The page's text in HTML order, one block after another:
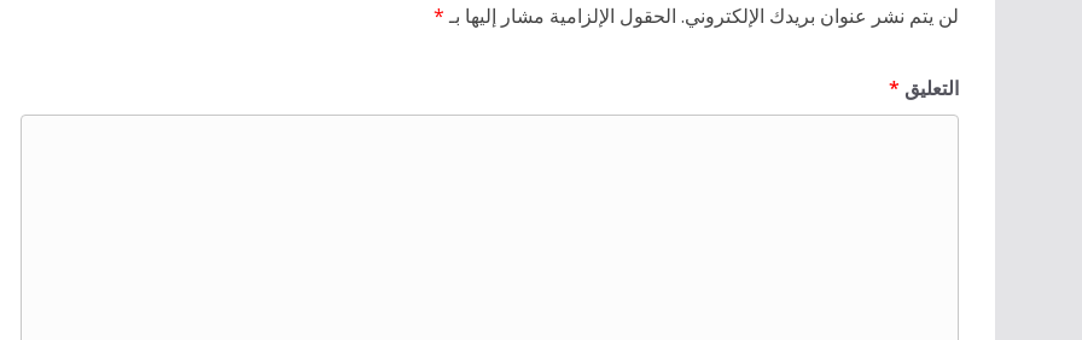
لن يتم نشر عنوان بريدك الإلكتروني. الحقول الإلزامية مشار إليها بـ*
التعليق *